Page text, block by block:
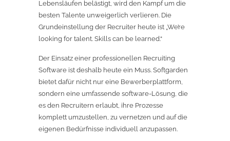
Lebensläufen belästigt, wird den Kampf um die
besten Talente unweigerlich verlieren. Die
Grundeinstellung der Recruiter heute ist „We’re
looking for talent. Skills can be learned.“
Der Einsatz einer professionellen Recruiting
Software ist deshalb heute ein Muss. Softgarden
bietet dafür nicht nur eine Bewerberplattform,
sondern eine umfassende software-Lösung, die
es den Recruitern erlaubt, ihre Prozesse
komplett umzustellen, zu vernetzen und auf die
eigenen Bedürfnisse individuell anzupassen.